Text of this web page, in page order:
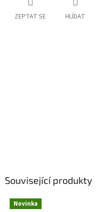
ZEPTAT SE HLÍDAT
Související produkty
Novinka